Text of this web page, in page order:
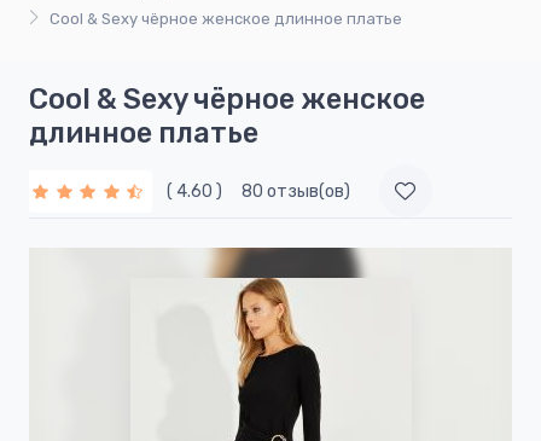
Cool & Sexy чёрнoe женскoe длинное платье
Cool & Sexy чёрнoe женскoe
длинное платье
( 4.60 ) 80 отзыв(ов)